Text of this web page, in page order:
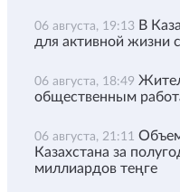
06 августа, 19:13 В
для активной жизни
06 августа, 18:49
общественным
06 августа, 21:11
Казахстана за
миллиардов теңге